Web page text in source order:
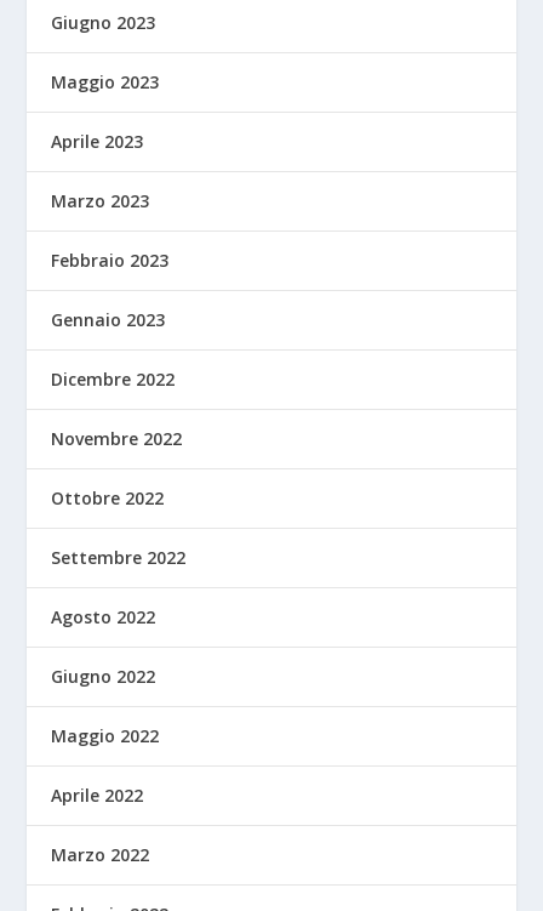
Giugno 2023
Maggio 2023
Aprile 2023
Marzo 2023
Febbraio 2023
Gennaio 2023
Dicembre 2022
Novembre 2022
Ottobre 2022
Settembre 2022
Agosto 2022
Giugno 2022
Maggio 2022
Aprile 2022
Marzo 2022